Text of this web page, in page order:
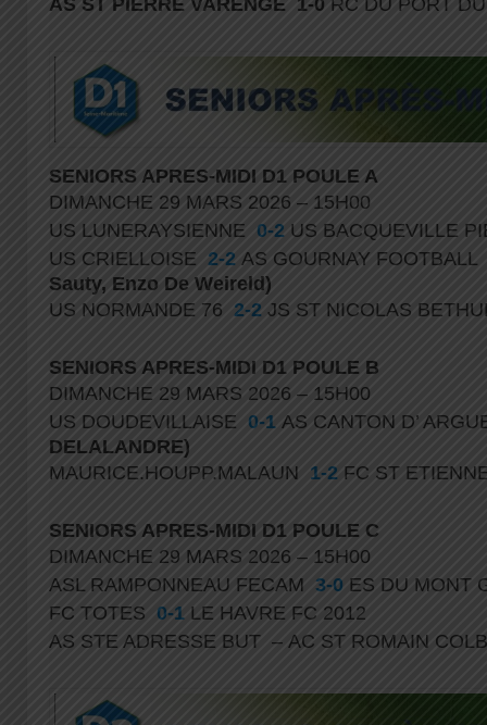
SENIORS APRES-MIDI D1 POULE A
DIMANCHE 29 MARS 2026 – 15H00
US LUNERAYSIENNE 0-2 US BACQUEVILLE
US CRIELLOISE 2-2 AS GOURNAY
Sauty, Enzo De Weireld)
US NORMANDE 76 2-2 JS ST NICOLAS
SENIORS APRES-MIDI D1 POULE B
DIMANCHE 29 MARS 2026 – 15H00
US DOUDEVILLAISE 0-1 AS CANTON D’
DELALANDRE)
MAURICE.HOUPP.MALAUN 1-2 FC ST
SENIORS APRES-MIDI D1 POULE C
DIMANCHE 29 MARS 2026 – 15H00
ASL RAMPONNEAU FECAM 3-0 ES DU MONT
FC TOTES 0-1 LE HAVRE FC 2012
AS STE ADRESSE BUT – AC ST ROMAIN